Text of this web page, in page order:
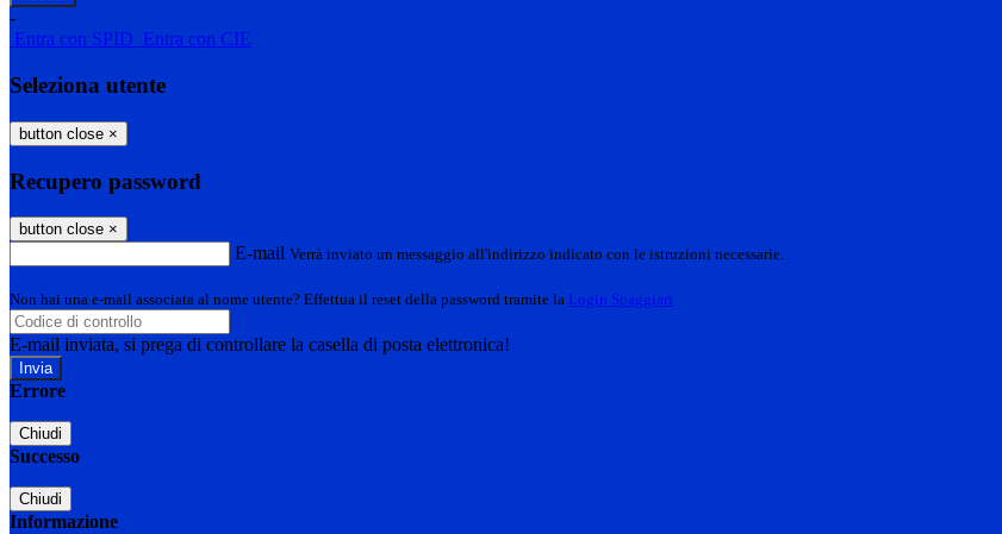
-
Entra con SPID Entra con CIE
Seleziona utente
button close ×
Recupero password
button close ×
E-mail Verrà inviato un messaggio all'indirizzo indicato con le istruzioni necessarie.
Non hai una e-mail associata al nome utente? Effettua il reset della password tramite la Login Spaggiari
E-mail inviata, si prega di controllare la casella di posta elettronica!
Errore
Chiudi
Successo
Chiudi
Informazione